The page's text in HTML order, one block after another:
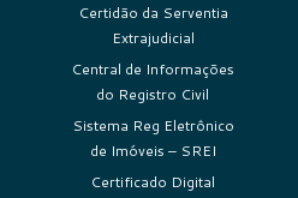
Certidão da Serventia
Extrajudicial
Central de Informações
do Registro Civil
Sistema Reg Eletrônico
de Imóveis – SREI
Certificado Digital